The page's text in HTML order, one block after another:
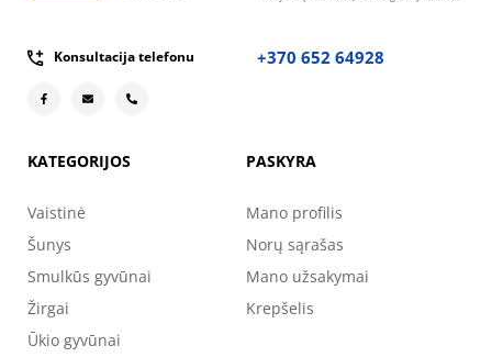
Konsultacija telefonu +370 652 64928
KATEGORIJOS
Vaistinė
Šunys
Smulkūs gyvūnai
Žirgai
Ūkio gyvūnai
PASKYRA
Mano profilis
Norų sąrašas
Mano užsakymai
Krepšelis